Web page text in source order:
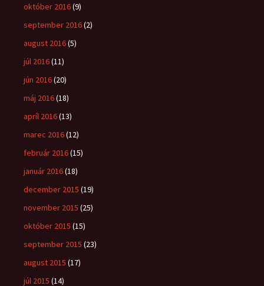
október 2016(9)
september 2016(2)
august 2016(5)
júl 2016(11)
jún 2016(20)
máj 2016(18)
apríl 2016(13)
marec 2016(12)
február 2016(15)
január 2016(18)
december 2015 (19)
november 2015 (25)
október 2015 (15)
september 2015 (23)
august 2015 (17)
júl 2015 (14)